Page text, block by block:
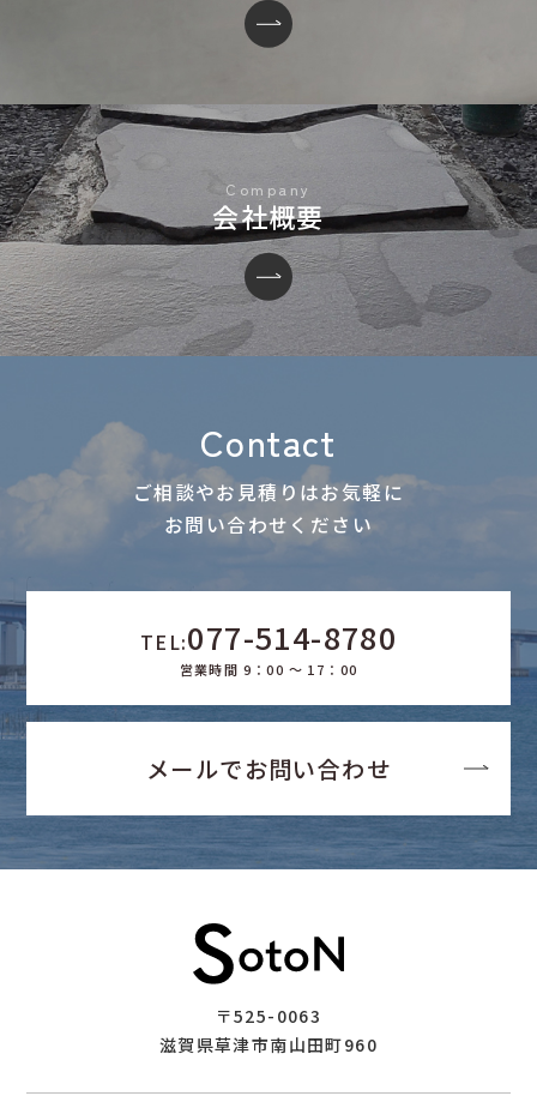
会社概要
Contact
ご相談やお見積りはお気軽に
お問い合わせください
TEL:077-514-8780
営業時間 9：00 ～ 17：00
メールでお問い合わせ
〒525-0063
滋賀県草津市南山田町960